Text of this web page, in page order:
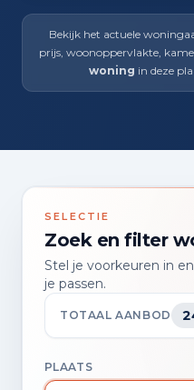
Bekijk het actuele
prijs, woonoppervlakte,
woning in deze
SELECTIE
Zoek en filter
Stel je voorkeuren in
je passen.
TOTAAL AANBOD
PLAATS